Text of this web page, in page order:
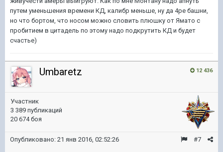
путем уменьшения времени КД, калибр меньше, ну да 4ре башни,
но что бортом, что носом можно словить плюшку от Ямато с
пробитием в цитадель по этому надо подкрутить КД и будет
счастье)
12 436
Umbaretz
Участник
3 389 публикаций
20 674 боя
#7
Опубликовано: 21 янв 2016, 02:52:26